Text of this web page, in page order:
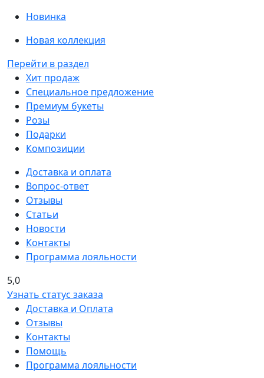
Новинка
Новая коллекция
Перейти в раздел
Хит продаж
Специальное предложение
Премиум букеты
Розы
Подарки
Композиции
Доставка и оплата
Вопрос-ответ
Отзывы
Статьи
Новости
Контакты
Программа лояльности
5,0
Узнать статус заказа
Доставка и Оплата
Отзывы
Контакты
Помощь
Программа лояльности